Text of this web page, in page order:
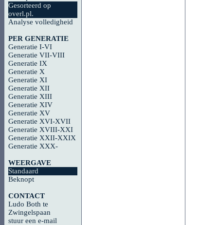
Gesorteerd op
overl.pl.
Analyse volledigheid
PER GENERATIE
Generatie I-VI
Generatie VII-VIII
Generatie IX
Generatie X
Generatie XI
Generatie XII
Generatie XIII
Generatie XIV
Generatie XV
Generatie XVI-XVII
Generatie XVIII-XXI
Generatie XXII-XXIX
Generatie XXX-
WEERGAVE
Standaard
Beknopt
CONTACT
Ludo Both te
Zwingelspaan
stuur een e-mail